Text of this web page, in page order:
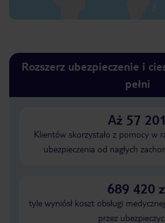
Rozszerz ubezpieczenie i
pełni
Aż 57 201
Klientów skorzystało z pomocy w
ubezpieczenia od nagłych
689 420
tyle wyniósł koszt obsługi
przez